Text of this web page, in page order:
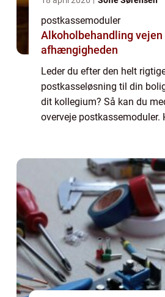
postkassemoduler
Alkoholbehandling vejen ud af
afhængigheden
Leder du efter den helt
postkasseløsning til din
dit kollegium? Så kan du
overveje postkassemoduler.
som er sammensat af et a...